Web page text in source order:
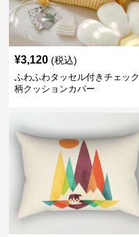
¥3,120 (税込)
ふわふわタッセル付きチェック
柄クッションカバー